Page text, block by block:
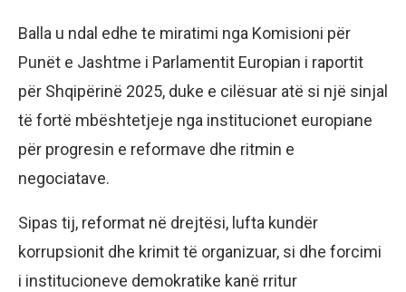
Balla u ndal edhe te miratimi nga Komisioni për
Punët e Jashtme i Parlamentit Europian i raportit
për Shqipërinë 2025, duke e cilësuar atë si një sinjal
të fortë mbështetjeje nga institucionet europiane
për progresin e reformave dhe ritmin e
negociatave.
Sipas tij, reformat në drejtësi, lufta kundër
korrupsionit dhe krimit të organizuar, si dhe forcimi
i institucioneve demokratike kanë rritur